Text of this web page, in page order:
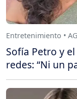
Entretenimiento •
Sofía Petro y
redes: “Ni un